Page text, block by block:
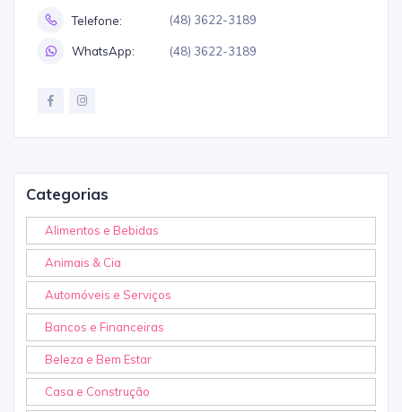
Telefone:
(48) 3622-3189
WhatsApp: (48) 3622-3189
Categorias
Alimentos e Bebidas
Animais & Cia
Automóveis e Serviços
Bancos e Financeiras
Beleza e Bem Estar
Casa e Construção